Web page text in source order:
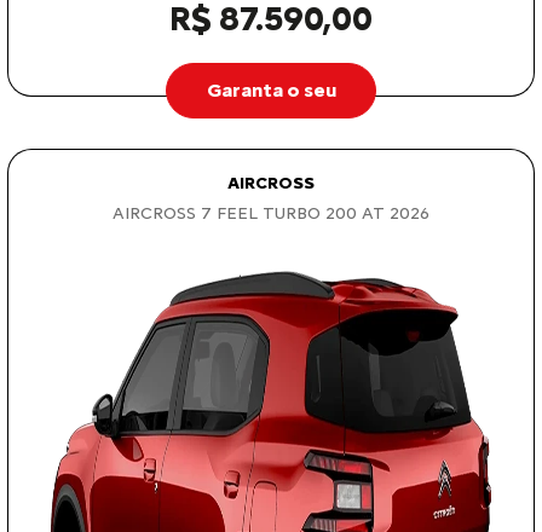
R$ 87.590,00
Garanta o seu
AIRCROSS
AIRCROSS 7 FEEL TURBO 200 AT 2026